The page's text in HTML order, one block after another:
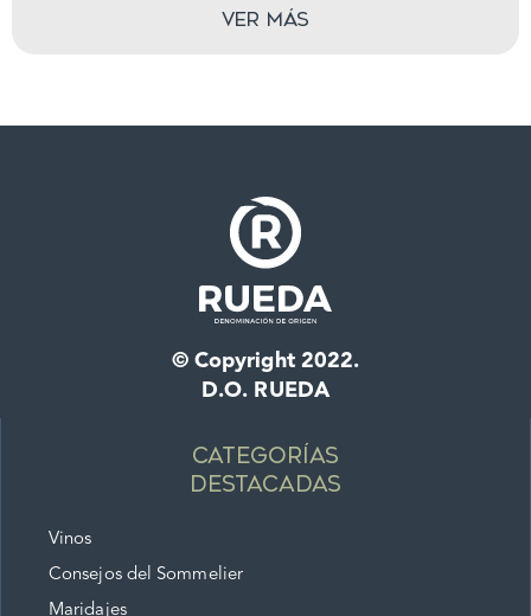
Ver más
© Copyright 2022.
D.O. RUEDA
Categorías
destacadas
Vinos
Consejos del Sommelier
Maridajes